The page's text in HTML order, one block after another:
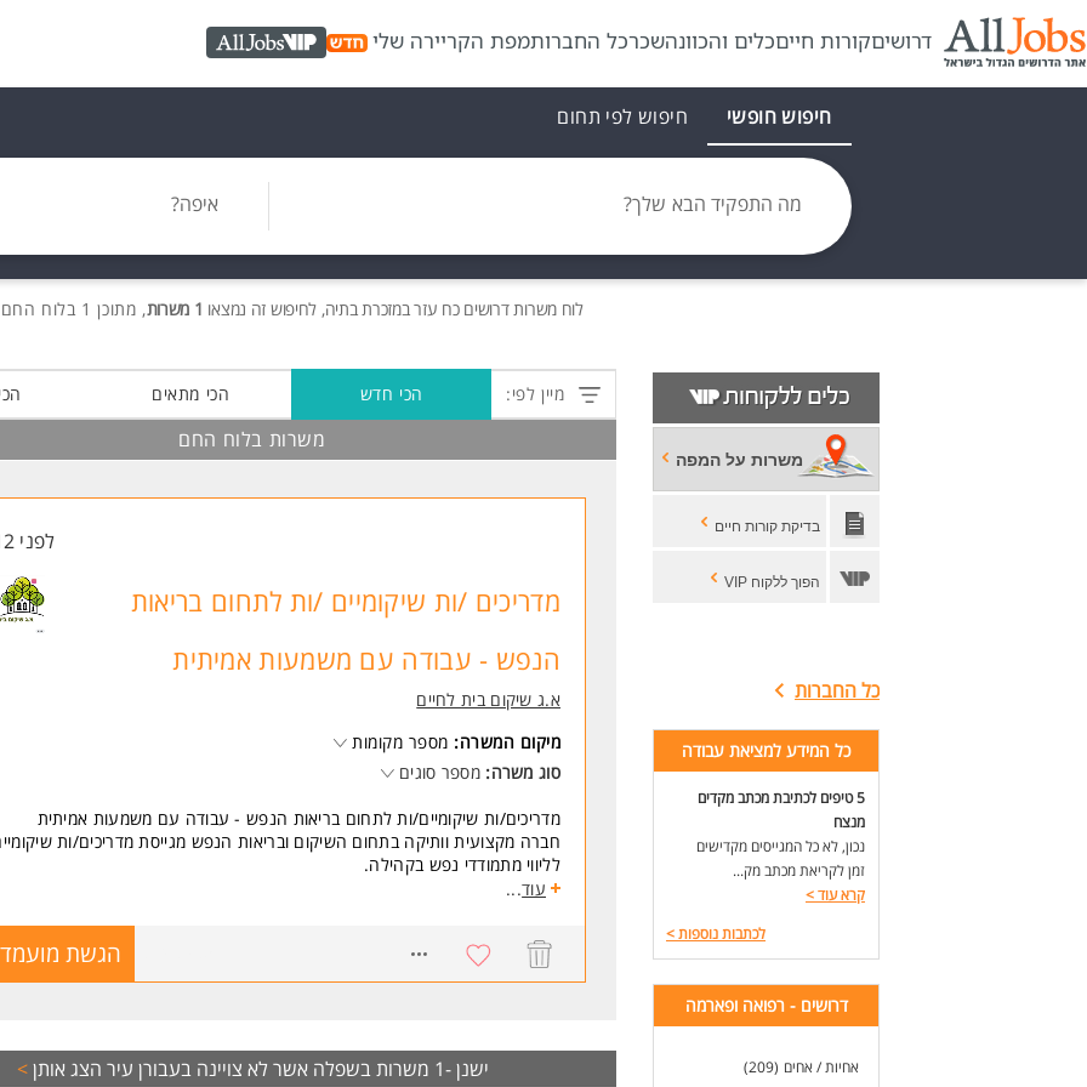
דרושיםקורות חייםכלים והכוונהשכרכל החברותמפת הקריירה שלי AllJobs VIP
חיפוש חופשי חיפוש לפי תחום
מה התפקיד הבא שלך? איפה?
לוח משרותדרושים כח עזר במזכרת בתיה, לחיפוש זה נמצאו 1 משרות , מתוכן 1 בלוח החם חינם!
משרות על המפה
בדיקת קורות חיים
הפוך ללקוח VIP
כל החברות
כל המידע למציאת עבודה
5 טיפים לכתיבת מכתב מקדים
מנצח
נכון, לא כל המגייסים מקדישים
זמן לקריאת מכתב מק...
קרא עוד>
לכתבות נוספות>
דרושים - רפואה ופארמה
אחיות / אחים (209)
מיין לפי: הכי חדש הכי מתאים
משרות בלוח החם
לפני 12 שעות
מדריכים /ות שיקומיים /ות לתחום בריאות
הנפש - עבודה עם משמעות אמיתית
א.ג שיקום בית לחיים
מיקום המשרה: מספר מקומות
סוג משרה: מספר סוגים
מדריכים/ות שיקומיים/ות לתחום בריאות הנפש - עבודה עם משמעות אמיתית
חברה מקצועית וותיקה בתחום השיקום ובריאות הנפש מגייסת מדריכים/ות
לליווי מתמודדי נפש בקהילה.
אם אתם אנשים עם גישה אנושית, רגישות גבוהה ורצון לקחת חלק בעשייה
מיקום המשרה:
רמלה / מזכרת בתיה
משרה חלקית / מלאה | עבודה במשמרות, כולל סופי שבוע וחגים | אפשרות
עבודה גמיש בהתאם ללימודים | מתאים לאנשים בעלי גישה אנושית ורגישות גבוהה
עוד...
הגשת
ישנן -1 משרות בשפלה אשר לא צויינה בעבורן עיר הצג אותן>